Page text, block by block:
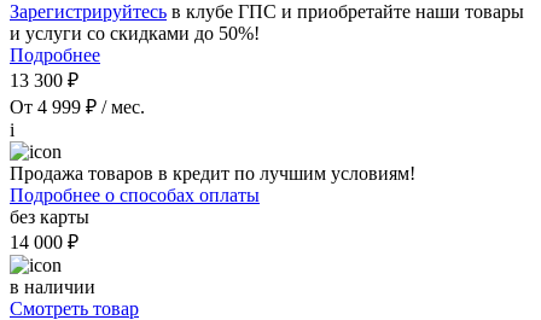
Зарегистрируйтесь в клубе ГПС и приобретайте наши товары
и услуги со скидками до 50%!
Подробнее
13 300 ₽
От 4 999 ₽ / мес.
i
Продажа товаров в кредит по лучшим условиям!
Подробнее о способах оплаты
без карты
14 000 ₽
в наличии
Смотреть товар